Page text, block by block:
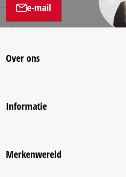
e-mail
Over ons
Informatie
Merkenwereld